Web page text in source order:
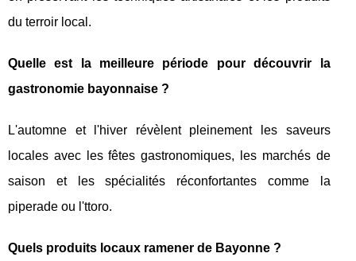
du terroir local.
Quelle est la meilleure période pour découvrir la
gastronomie bayonnaise ?
L'automne et l'hiver révèlent pleinement les saveurs
locales avec les fêtes gastronomiques, les marchés de
saison et les spécialités réconfortantes comme la
piperade ou l'ttoro.
Quels produits locaux ramener de Bayonne ?